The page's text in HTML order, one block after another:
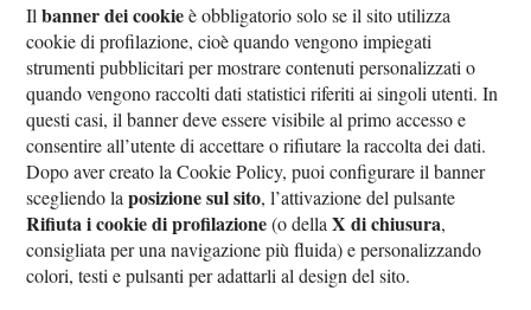
Ilbanner dei cookieè obbligatorio solo se il sito utilizza
cookie di profilazione, cioè quando vengono impiegati
strumenti pubblicitari per mostrare contenuti personalizzati o
quando vengono raccolti dati statistici riferiti ai singoli utenti. In
questi casi, il banner deve essere visibile al primo accesso e
consentire all’utente di accettare o rifiutare la raccolta dei dati.
Dopo aver creato la Cookie Policy, puoi configurare il banner
scegliendo laposizione sul sito, l’attivazione del pulsante
Rifiuta i cookie di profilazione(o dellaX di chiusura,
consigliata per una navigazione più fluida) e personalizzando
colori, testi e pulsanti per adattarli al design del sito.